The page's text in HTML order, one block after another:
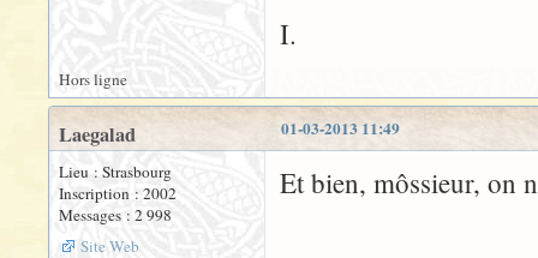
I.
Hors ligne
01-03-2013 11:49
Laegalad
Lieu : Strasbourg
Inscription : 2002
Messages : 2 998
Site Web
Et bien, môssieur, on